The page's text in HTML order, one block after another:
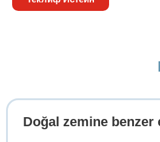
Doğal zemine benzer